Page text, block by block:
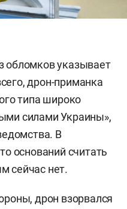
обломков указывает
дрон-приманка
типа широко
силами Украины»,
В
оснований считать
сейчас нет.
дрон взорвался